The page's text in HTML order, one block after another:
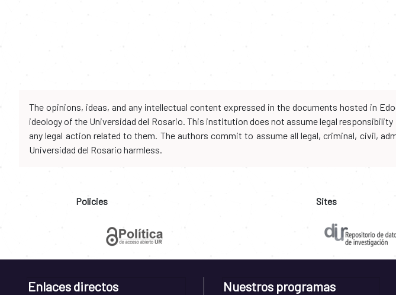
The opinions, ideas, and any intellectual content expressed in the documents hosted in
ideology of the Universidad del Rosario. This institution does not assume legal
any legal action related to them. The authors commit to assume all legal, criminal, civil,
Universidad del Rosario harmless.
Policies Sites
Enlaces directos Nuestros programas